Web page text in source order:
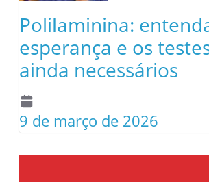
Polilaminina:
esperança e os
ainda necessários
9 de março de 2026